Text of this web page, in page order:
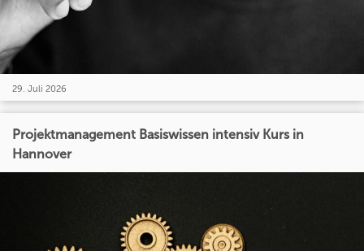
29. Juli 2026
Projektmanagement Basiswissen intensiv Kurs in
Hannover